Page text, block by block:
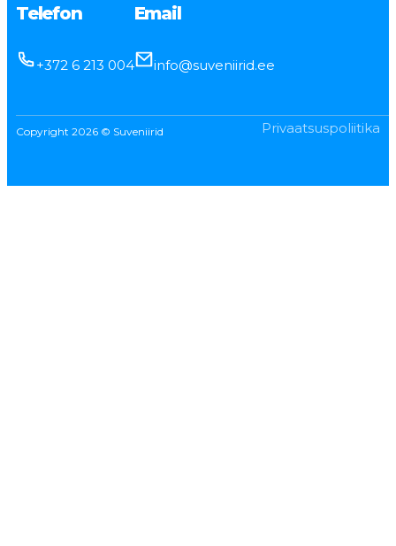
Telefon
+372 6 213 004
Email
info@suveniirid.ee
Copyright 2026 © Suveniirid Privaatsuspoliitika